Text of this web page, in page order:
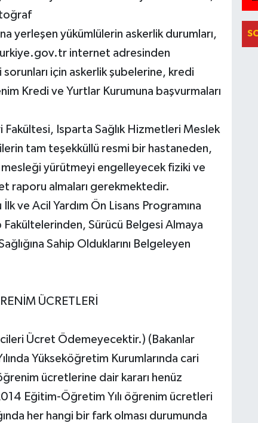
yerleşen yükümlülerin askerlik durumları,
internet adresinden
için askerlik şubelerine, kredi
Kredi ve Yurtlar Kurumuna başvurmaları
Fakültesi, Isparta Sağlık Hizmetleri Meslek
tam teşekküllü resmi bir hastaneden,
yürütmeyi engelleyecek fiziki ve
raporu almaları gerekmektedir.
ve Acil Yardım Ön Lisans Programına
Sürücü Belgesi Almaya
Sahip Olduklarını Belgeleyen
ÜCRETLERİ
Ücret Ödemeyecektir.) (Bakanlar
Yükseköğretim Kurumlarında cari
ücretlerine dair kararı henüz
Eğitim-Öğretim Yılı öğrenim ücretleri
her hangi bir fark olması durumunda